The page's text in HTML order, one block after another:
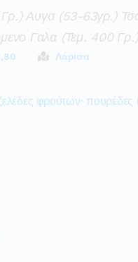
Αυγα (53-63γρ.)
Γαλα (τεμ. 400 Γρ.)
Λάρισα
φρούτων·